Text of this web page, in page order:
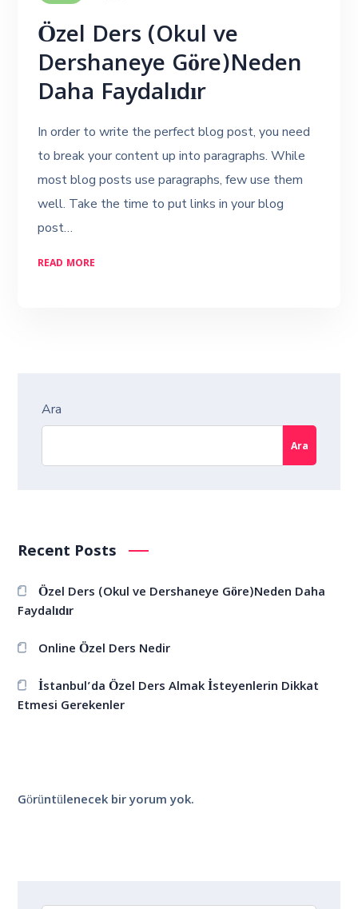
Özel Ders (Okul ve
Dershaneye Göre)Neden
Daha Faydalıdır
In order to write the perfect blog post, you need
to break your content up into paragraphs. While
most blog posts use paragraphs, few use them
well. Take the time to put links in your blog
post…
READ MORE
Ara
Ara
Recent Posts
Özel Ders (Okul ve Dershaneye Göre)Neden Daha
Faydalıdır
Online Özel Ders Nedir
İstanbul’da Özel Ders Almak İsteyenlerin Dikkat
Etmesi Gerekenler
Görüntülenecek bir yorum yok.